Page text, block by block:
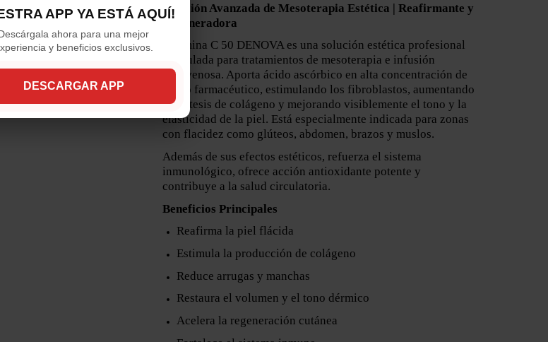
Solución Avanzada de Mesoterapia Estética | Reafirmante y
Regeneradora
Vitamina C 50 DENOVA es una solución estética profesional
formulada para tratamientos de mesoterapia e infusión
intravenosa. Aporta ácido ascórbico en alta concentración de
grado farmacéutico, estimulando los fibroblastos, aumentando
la síntesis de colágeno y mejorando visiblemente el tono y la
elasticidad de la piel. Está especialmente indicada para zonas
con flacidez como glúteos, abdomen, brazos y muslos.
Además de sus efectos estéticos, refuerza el sistema
inmunológico, ofrece acción antioxidante potente y
contribuye a la salud circulatoria.
Beneficios Principales
Reafirma la piel flácida
Estimula la producción de colágeno
Reduce arrugas y manchas
Restaura el volumen y el tono dérmico
Acelera la regeneración cutánea
APP YA ESTÁ AQUÍ!
ahora para una mejor
y beneficios exclusivos.
DESCARGAR APP